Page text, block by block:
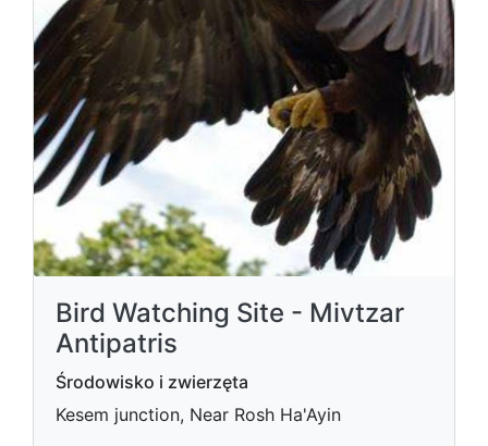
Bird Watching Site - Mivtzar
Antipatris
Środowisko i zwierzęta
Kesem junction, Near Rosh Ha'Ayin